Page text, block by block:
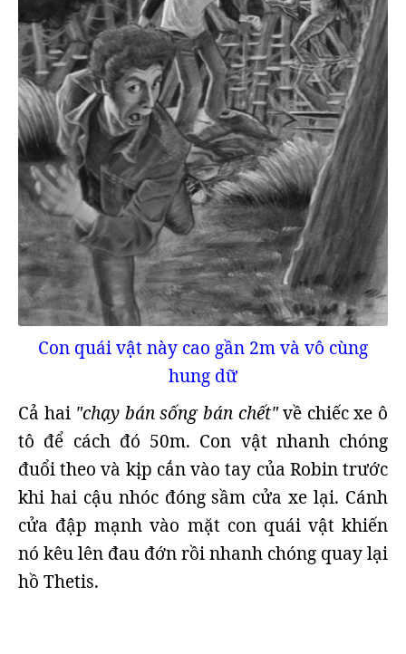
Con quái vật này cao gần 2m và vô cùng
hung dữ
Cả hai "chạy bán sống bán chết"về chiếc xe ô
tô để cách đó 50m. Con vật nhanh chóng
đuổi theo và kịp cắn vào tay của Robin trước
khi hai cậu nhóc đóng sầm cửa xe lại. Cánh
cửa đập mạnh vào mặt con quái vật khiến
nó kêu lên đau đớn rồi nhanh chóng quay lại
hồ Thetis.